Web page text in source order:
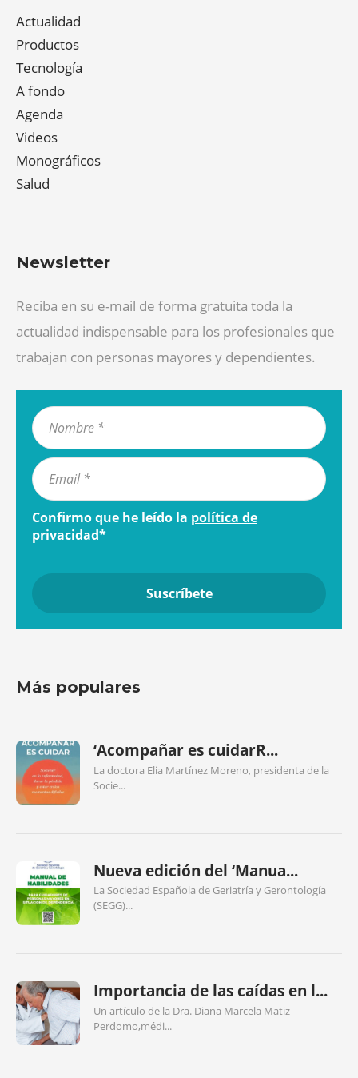
Actualidad
Productos
Tecnología
A fondo
Agenda
Videos
Monográficos
Salud
Newsletter
Reciba en su e-mail de forma gratuita toda la
actualidad indispensable para los profesionales que
trabajan con personas mayores y dependientes.
Confirmo que he leído la política de
privacidad*
Más populares
‘Acompañar es cuidarR...
La doctora Elia Martínez Moreno, presidenta de la
Socie...
Nueva edición del ‘Manua...
La Sociedad Española de Geriatría y Gerontología
(SEGG)...
Importancia de las caídas en l...
Un artículo de la Dra. Diana Marcela Matiz
Perdomo,médi...